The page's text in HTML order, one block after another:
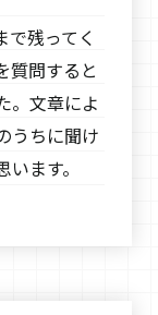
で残ってく
質問すると
。文章によ
うちに聞け
ます。